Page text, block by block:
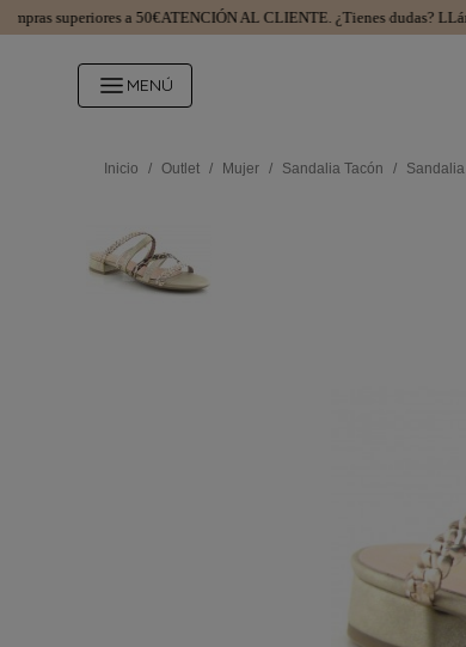
superiores a 50€ ATENCIÓN AL CLIENTE.¿Tienes dudas?
MENÚ
Inicio / Outlet / Mujer / Sandalia Tacón /